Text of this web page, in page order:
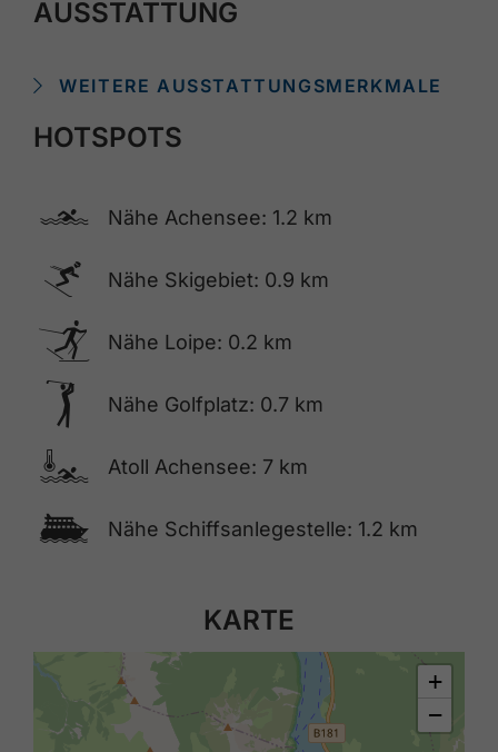
AUSSTATTUNG
WEITERE AUSSTATTUNGSMERKMALE
HOTSPOTS
🅐 Nähe Achensee: 1.2 km
🅆 Nähe Skigebiet: 0.9 km
🅇 Nähe Loipe: 0.2 km
🅢 Nähe Golfplatz: 0.7 km
🍳 Atoll Achensee: 7 km
🕑 Nähe Schiffsanlegestelle: 1.2 km
KARTE
+
−